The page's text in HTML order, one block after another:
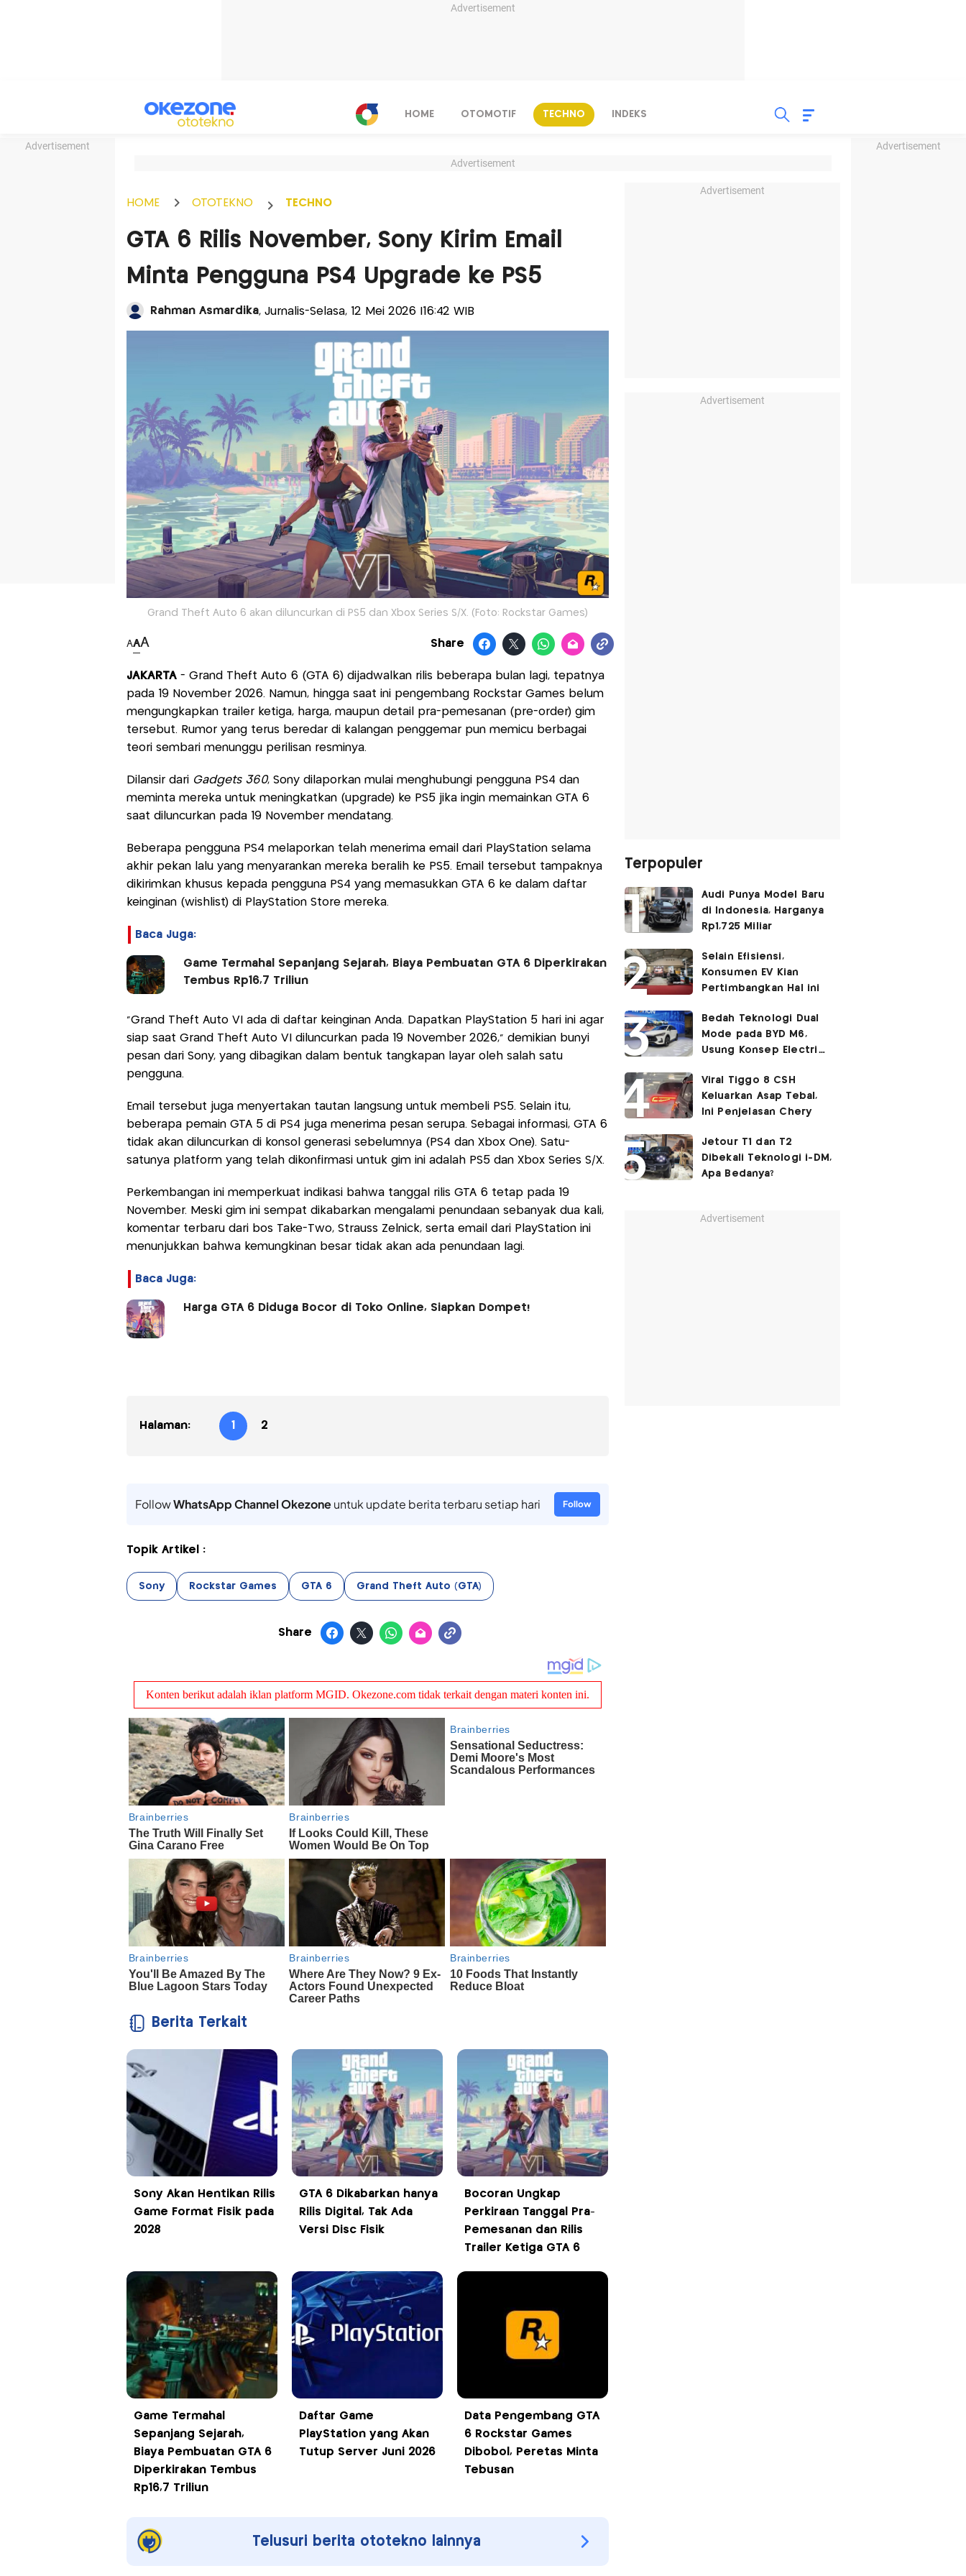
Advertisement
Advertisement Advertisement
HOME OTOMOTIF TECHNO INDEKS
Advertisement
HOME OTOTEKNO TECHNO
GTA 6 Rilis November, Sony Kirim Email
Minta Pengguna PS4 Upgrade ke PS5
Rahman Asmardika, Jurnalis-Selasa, 12 Mei 2026 |16:42 WIB
Grand Theft Auto 6 akan diluncurkan di PS5 dan Xbox Series S/X. (Foto: Rockstar Games)
AAA Share
JAKARTA - Grand Theft Auto 6 (GTA 6) dijadwalkan rilis beberapa bulan lagi, tepatnya
pada 19 November 2026. Namun, hingga saat ini pengembang Rockstar Games belum
mengungkapkan trailer ketiga, harga, maupun detail pra-pemesanan (pre-order) gim
tersebut. Rumor yang terus beredar di kalangan penggemar pun memicu berbagai
teori sembari menunggu perilisan resminya.
Dilansir dari Gadgets 360, Sony dilaporkan mulai menghubungi pengguna PS4 dan
meminta mereka untuk meningkatkan (upgrade) ke PS5 jika ingin memainkan GTA 6
saat diluncurkan pada 19 November mendatang.
Beberapa pengguna PS4 melaporkan telah menerima email dari PlayStation selama
akhir pekan lalu yang menyarankan mereka beralih ke PS5. Email tersebut tampaknya
dikirimkan khusus kepada pengguna PS4 yang memasukkan GTA 6 ke dalam daftar
keinginan (wishlist) di PlayStation Store mereka.
Baca Juga:
Game Termahal Sepanjang Sejarah, Biaya Pembuatan GTA 6 Diperkirakan
Tembus Rp16,7 Triliun
"Grand Theft Auto VI ada di daftar keinginan Anda. Dapatkan PlayStation 5 hari ini agar
siap saat Grand Theft Auto VI diluncurkan pada 19 November 2026," demikian bunyi
pesan dari Sony, yang dibagikan dalam bentuk tangkapan layar oleh salah satu
pengguna.
Email tersebut juga menyertakan tautan langsung untuk membeli PS5. Selain itu,
beberapa pemain GTA 5 di PS4 juga menerima pesan serupa. Sebagai informasi, GTA 6
tidak akan diluncurkan di konsol generasi sebelumnya (PS4 dan Xbox One). Satu-
satunya platform yang telah dikonfirmasi untuk gim ini adalah PS5 dan Xbox Series S/X.
Perkembangan ini memperkuat indikasi bahwa tanggal rilis GTA 6 tetap pada 19
November. Meski gim ini sempat dikabarkan mengalami penundaan sebanyak dua kali,
komentar terbaru dari bos Take-Two, Strauss Zelnick, serta email dari PlayStation ini
menunjukkan bahwa kemungkinan besar tidak akan ada penundaan lagi.
Baca Juga:
Harga GTA 6 Diduga Bocor di Toko Online, Siapkan Dompet!
Halaman: 1 2
FollowWhatsApp Channel Okezoneuntuk update berita terbaru setiap hari Follow
Topik Artikel :
Sony Rockstar Games GTA 6 Grand Theft Auto (GTA)
Share
Berita Terkait
Sony Akan Hentikan Rilis
Game Format Fisik pada
2028
GTA 6 Dikabarkan hanya
Rilis Digital, Tak Ada
Versi Disc Fisik
Bocoran Ungkap
Perkiraan Tanggal Pra-
Pemesanan dan Rilis
Trailer Ketiga GTA 6
Game Termahal
Sepanjang Sejarah,
Biaya Pembuatan GTA 6
Diperkirakan Tembus
Rp16,7 Triliun
Daftar Game
PlayStation yang Akan
Tutup Server Juni 2026
Data Pengembang GTA
6 Rockstar Games
Dibobol, Peretas Minta
Tebusan
Telusuri berita ototekno lainnya
Advertisement
Advertisement
Terpopuler
Audi Punya Model Baru
di Indonesia, Harganya
Rp1,725 Miliar
Selain Efisiensi,
Konsumen EV Kian
Pertimbangkan Hal ini
Bedah Teknologi Dual
Mode pada BYD M6,
Usung Konsep Electric
Viral Tiggo 8 CSH
Keluarkan Asap Tebal,
Ini Penjelasan Chery
Jetour T1 dan T2
Dibekali Teknologi i-DM,
Apa Bedanya?
Advertisement